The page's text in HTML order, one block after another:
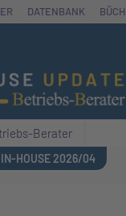
DATENBANK
Berater
HOUSE 2026/04